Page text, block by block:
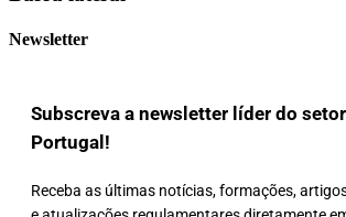
Newsletter
Subscreva a newsletter líder do
Portugal!
Receba as últimas notícias, formações,